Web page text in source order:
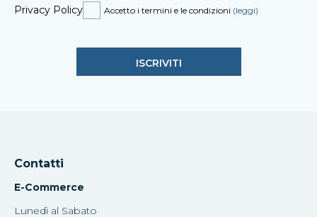
Privacy Policy Accetto i termini e le condizioni (leggi)
Contatti
E-Commerce
Lunedì al Sabato